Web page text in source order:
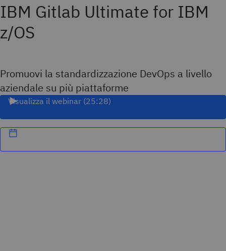
IBM Gitlab Ultimate for IBM
z/OS
Promuovi la standardizzazione DevOps a livello
aziendale su più piattaforme
Visualizza il webinar (25:28)